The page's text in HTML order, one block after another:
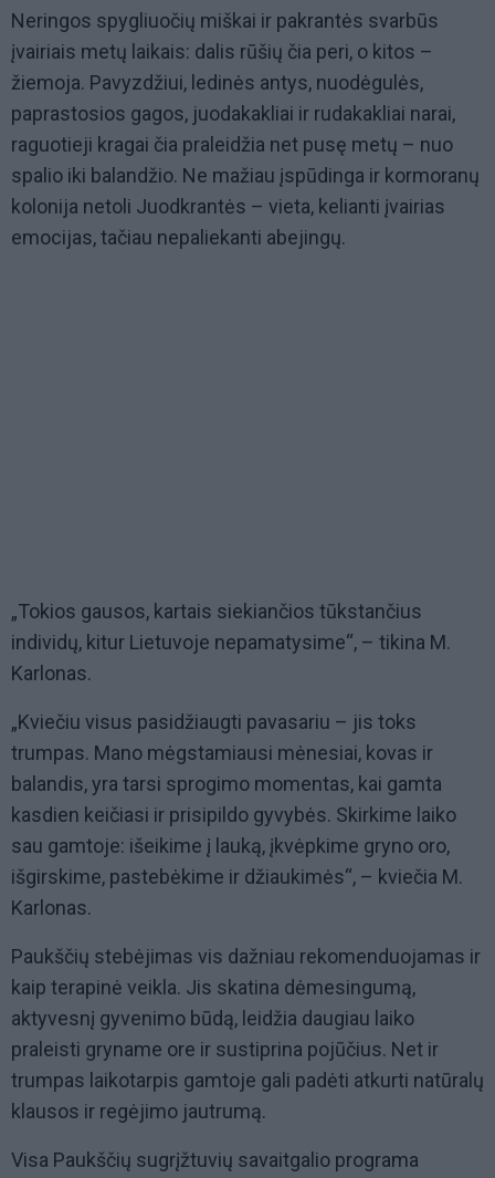
Neringos spygliuočių miškai ir pakrantės svarbūs
įvairiais metų laikais: dalis rūšių čia peri, o kitos –
žiemoja. Pavyzdžiui, ledinės antys, nuodėgulės,
paprastosios gagos, juodakakliai ir rudakakliai narai,
raguotieji kragai čia praleidžia net pusę metų – nuo
spalio iki balandžio. Ne mažiau įspūdinga ir kormoranų
kolonija netoli Juodkrantės – vieta, kelianti įvairias
emocijas, tačiau nepaliekanti abejingų.
„Tokios gausos, kartais siekiančios tūkstančius
individų, kitur Lietuvoje nepamatysime“, – tikina M.
Karlonas.
„Kviečiu visus pasidžiaugti pavasariu – jis toks
trumpas. Mano mėgstamiausi mėnesiai, kovas ir
balandis, yra tarsi sprogimo momentas, kai gamta
kasdien keičiasi ir prisipildo gyvybės. Skirkime laiko
sau gamtoje: išeikime į lauką, įkvėpkime gryno oro,
išgirskime, pastebėkime ir džiaukimės“, – kviečia M.
Karlonas.
Paukščių stebėjimas vis dažniau rekomenduojamas ir
kaip terapinė veikla. Jis skatina dėmesingumą,
aktyvesnį gyvenimo būdą, leidžia daugiau laiko
praleisti gryname ore ir sustiprina pojūčius. Net ir
trumpas laikotarpis gamtoje gali padėti atkurti natūralų
klausos ir regėjimo jautrumą.
Visa Paukščių sugrįžtuvių savaitgalio programa